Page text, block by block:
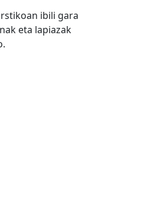
ibili gara
eta lapiazak